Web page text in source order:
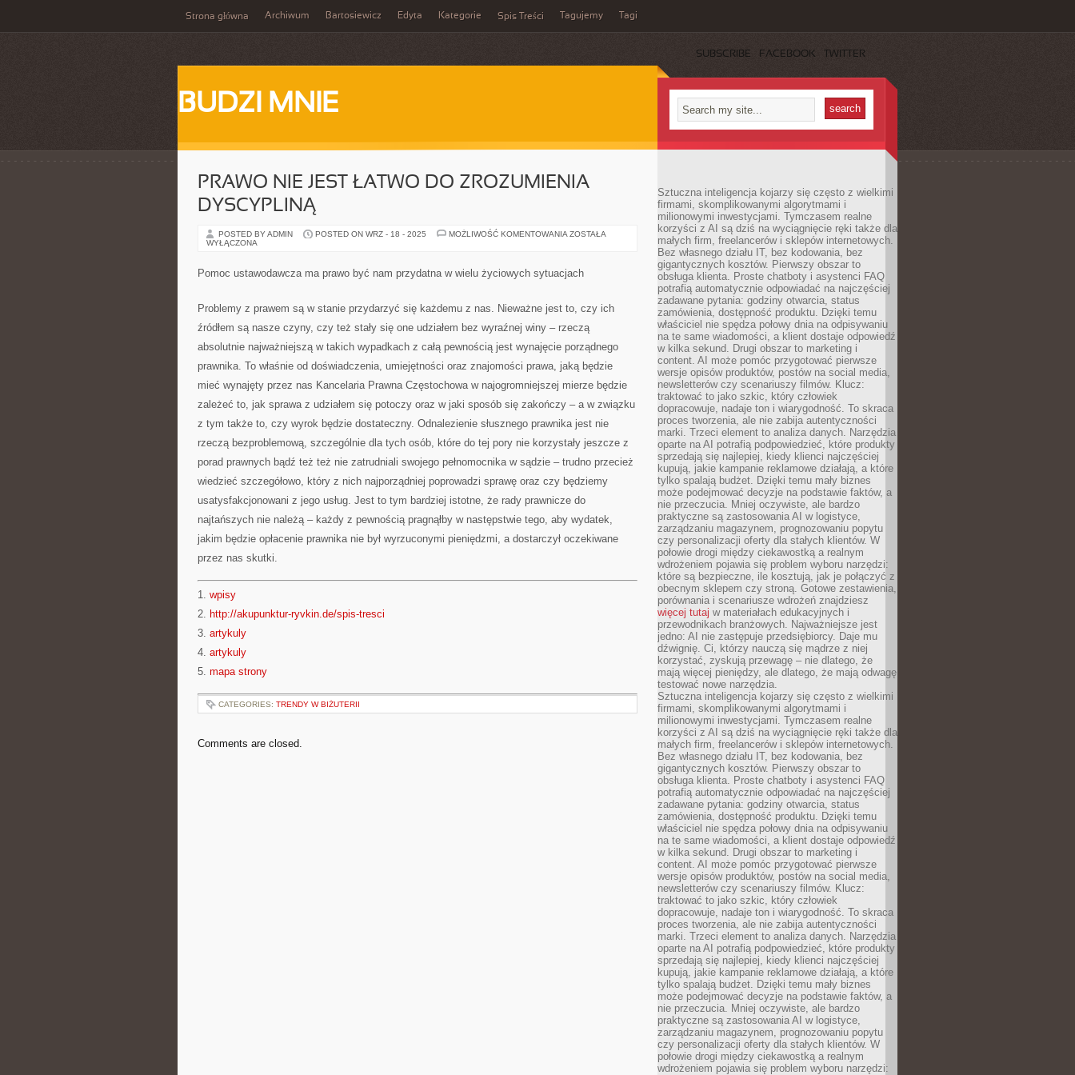
Strona główna Archiwum Bartosiewicz Edyta Kategorie Spis Treści Tagujemy Tagi
SUBSCRIBE FACEBOOK TWITTER
BUDZI MNIE
PRAWO NIE JEST ŁATWO DO ZROZUMIENIA
DYSCYPLINĄ
POSTED BY ADMIN POSTED ON WRZ - 18 - 2025 MOŻLIWOŚĆ KOMENTOWANIA PRAWO
DO
ZROZUMIENIA
ZOSTAŁA
WYŁĄCZONA
Pomoc ustawodawcza ma prawo być nam przydatna w wielu życiowych sytuacjach
Problemy z prawem są w stanie przydarzyć się każdemu z nas. Nieważne jest to, czy ich
źródłem są nasze czyny, czy też stały się one udziałem bez wyraźnej winy – rzeczą
absolutnie najważniejszą w takich wypadkach z całą pewnością jest wynajęcie porządnego
prawnika. To właśnie od doświadczenia, umiejętności oraz znajomości prawa, jaką będzie
mieć wynajęty przez nas Kancelaria Prawna Częstochowa w najogromniejszej mierze będzie
zależeć to, jak sprawa z udziałem się potoczy oraz w jaki sposób się zakończy – a w związku
z tym także to, czy wyrok będzie dostateczny. Odnalezienie słusznego prawnika jest nie
rzeczą bezproblemową, szczególnie dla tych osób, które do tej pory nie korzystały jeszcze z
porad prawnych bądź też też nie zatrudniali swojego pełnomocnika w sądzie – trudno przecież
wiedzieć szczegółowo, który z nich najporządniej poprowadzi sprawę oraz czy będziemy
usatysfakcjonowani z jego usług. Jest to tym bardziej istotne, że rady prawnicze do
najtańszych nie należą – każdy z pewnością pragnąłby w następstwie tego, aby wydatek,
jakim będzie opłacenie prawnika nie był wyrzuconymi pieniędzmi, a dostarczył oczekiwane
przez nas skutki.
1. wpisy
2. http://akupunktur-ryvkin.de/spis-tresci
3. artykuly
4. artykuly
5. mapa strony
CATEGORIES: TRENDY W BIŻUTERII
Comments are closed.
Sztuczna inteligencja kojarzy się często z wielkimi
firmami, skomplikowanymi algorytmami i
milionowymi inwestycjami. Tymczasem realne
korzyści z AI są dziś na wyciągnięcie ręki także dla
małych firm, freelancerów i sklepów internetowych.
Bez własnego działu IT, bez kodowania, bez
gigantycznych kosztów. Pierwszy obszar to
obsługa klienta. Proste chatboty i asystenci FAQ
potrafią automatycznie odpowiadać na najczęściej
zadawane pytania: godziny otwarcia, status
zamówienia, dostępność produktu. Dzięki temu
właściciel nie spędza połowy dnia na odpisywaniu
na te same wiadomości, a klient dostaje odpowiedź
w kilka sekund. Drugi obszar to marketing i
content. AI może pomóc przygotować pierwsze
wersje opisów produktów, postów na social media,
newsletterów czy scenariuszy filmów. Klucz:
traktować to jako szkic, który człowiek
dopracowuje, nadaje ton i wiarygodność. To skraca
proces tworzenia, ale nie zabija autentyczności
marki. Trzeci element to analiza danych. Narzędzia
oparte na AI potrafią podpowiedzieć, które produkty
sprzedają się najlepiej, kiedy klienci najczęściej
kupują, jakie kampanie reklamowe działają, a które
tylko spalają budżet. Dzięki temu mały biznes
może podejmować decyzje na podstawie faktów, a
nie przeczucia. Mniej oczywiste, ale bardzo
praktyczne są zastosowania AI w logistyce,
zarządzaniu magazynem, prognozowaniu popytu
czy personalizacji oferty dla stałych klientów. W
połowie drogi między ciekawostką a realnym
wdrożeniem pojawia się problem wyboru narzędzi:
które są bezpieczne, ile kosztują, jak je połączyć z
obecnym sklepem czy stroną. Gotowe zestawienia,
porównania i scenariusze wdrożeń znajdziesz
więcej tutaj w materiałach edukacyjnych i
przewodnikach branżowych. Najważniejsze jest
jedno: AI nie zastępuje przedsiębiorcy. Daje mu
dźwignię. Ci, którzy nauczą się mądrze z niej
korzystać, zyskują przewagę – nie dlatego, że
mają więcej pieniędzy, ale dlatego, że mają odwagę
testować nowe narzędzia.
Sztuczna inteligencja kojarzy się często z wielkimi
firmami, skomplikowanymi algorytmami i
milionowymi inwestycjami. Tymczasem realne
korzyści z AI są dziś na wyciągnięcie ręki także dla
małych firm, freelancerów i sklepów internetowych.
Bez własnego działu IT, bez kodowania, bez
gigantycznych kosztów. Pierwszy obszar to
obsługa klienta. Proste chatboty i asystenci FAQ
potrafią automatycznie odpowiadać na najczęściej
zadawane pytania: godziny otwarcia, status
zamówienia, dostępność produktu. Dzięki temu
właściciel nie spędza połowy dnia na odpisywaniu
na te same wiadomości, a klient dostaje odpowiedź
w kilka sekund. Drugi obszar to marketing i
content. AI może pomóc przygotować pierwsze
wersje opisów produktów, postów na social media,
newsletterów czy scenariuszy filmów. Klucz:
traktować to jako szkic, który człowiek
dopracowuje, nadaje ton i wiarygodność. To skraca
proces tworzenia, ale nie zabija autentyczności
marki. Trzeci element to analiza danych. Narzędzia
oparte na AI potrafią podpowiedzieć, które produkty
sprzedają się najlepiej, kiedy klienci najczęściej
kupują, jakie kampanie reklamowe działają, a które
tylko spalają budżet. Dzięki temu mały biznes
może podejmować decyzje na podstawie faktów, a
nie przeczucia. Mniej oczywiste, ale bardzo
praktyczne są zastosowania AI w logistyce,
zarządzaniu magazynem, prognozowaniu popytu
czy personalizacji oferty dla stałych klientów. W
połowie drogi między ciekawostką a realnym
wdrożeniem pojawia się problem wyboru narzędzi: